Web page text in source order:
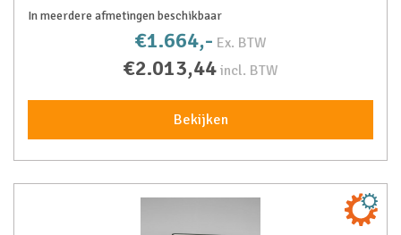
In meerdere afmetingen beschikbaar
€1.664,- Ex. BTW
€2.013,44 incl. BTW
Bekijken